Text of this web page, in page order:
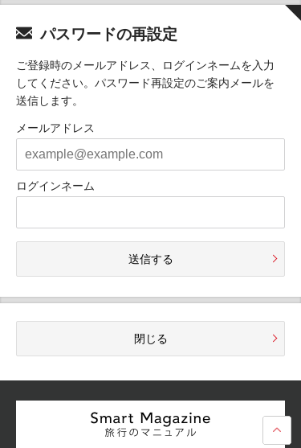
パスワードの再設定
ご登録時のメールアドレス、ログインネームを入力
してください。パスワード再設定のご案内メールを
送信します。
メールアドレス
ログインネーム
送信する
閉じる